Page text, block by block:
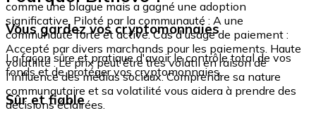
comme une blague mais a gagné une adoption
significative. Piloté par la communauté : A une
communauté forte et active. Cas d'usage de paiement :
Accepté par divers marchands pour les paiements. Haute
volatilité : Le prix peut être très volatil en raison de
l'influence des médias sociaux. Comprendre sa nature
communautaire et sa volatilité vous aidera à prendre des
décisions éclairées.
Vous gardez vos cryptomonnaies
La façon sûre et pratique d'avoir le contrôle total de vos
fonds et de protéger vos cryptomonnaies.
Sûr et fiable